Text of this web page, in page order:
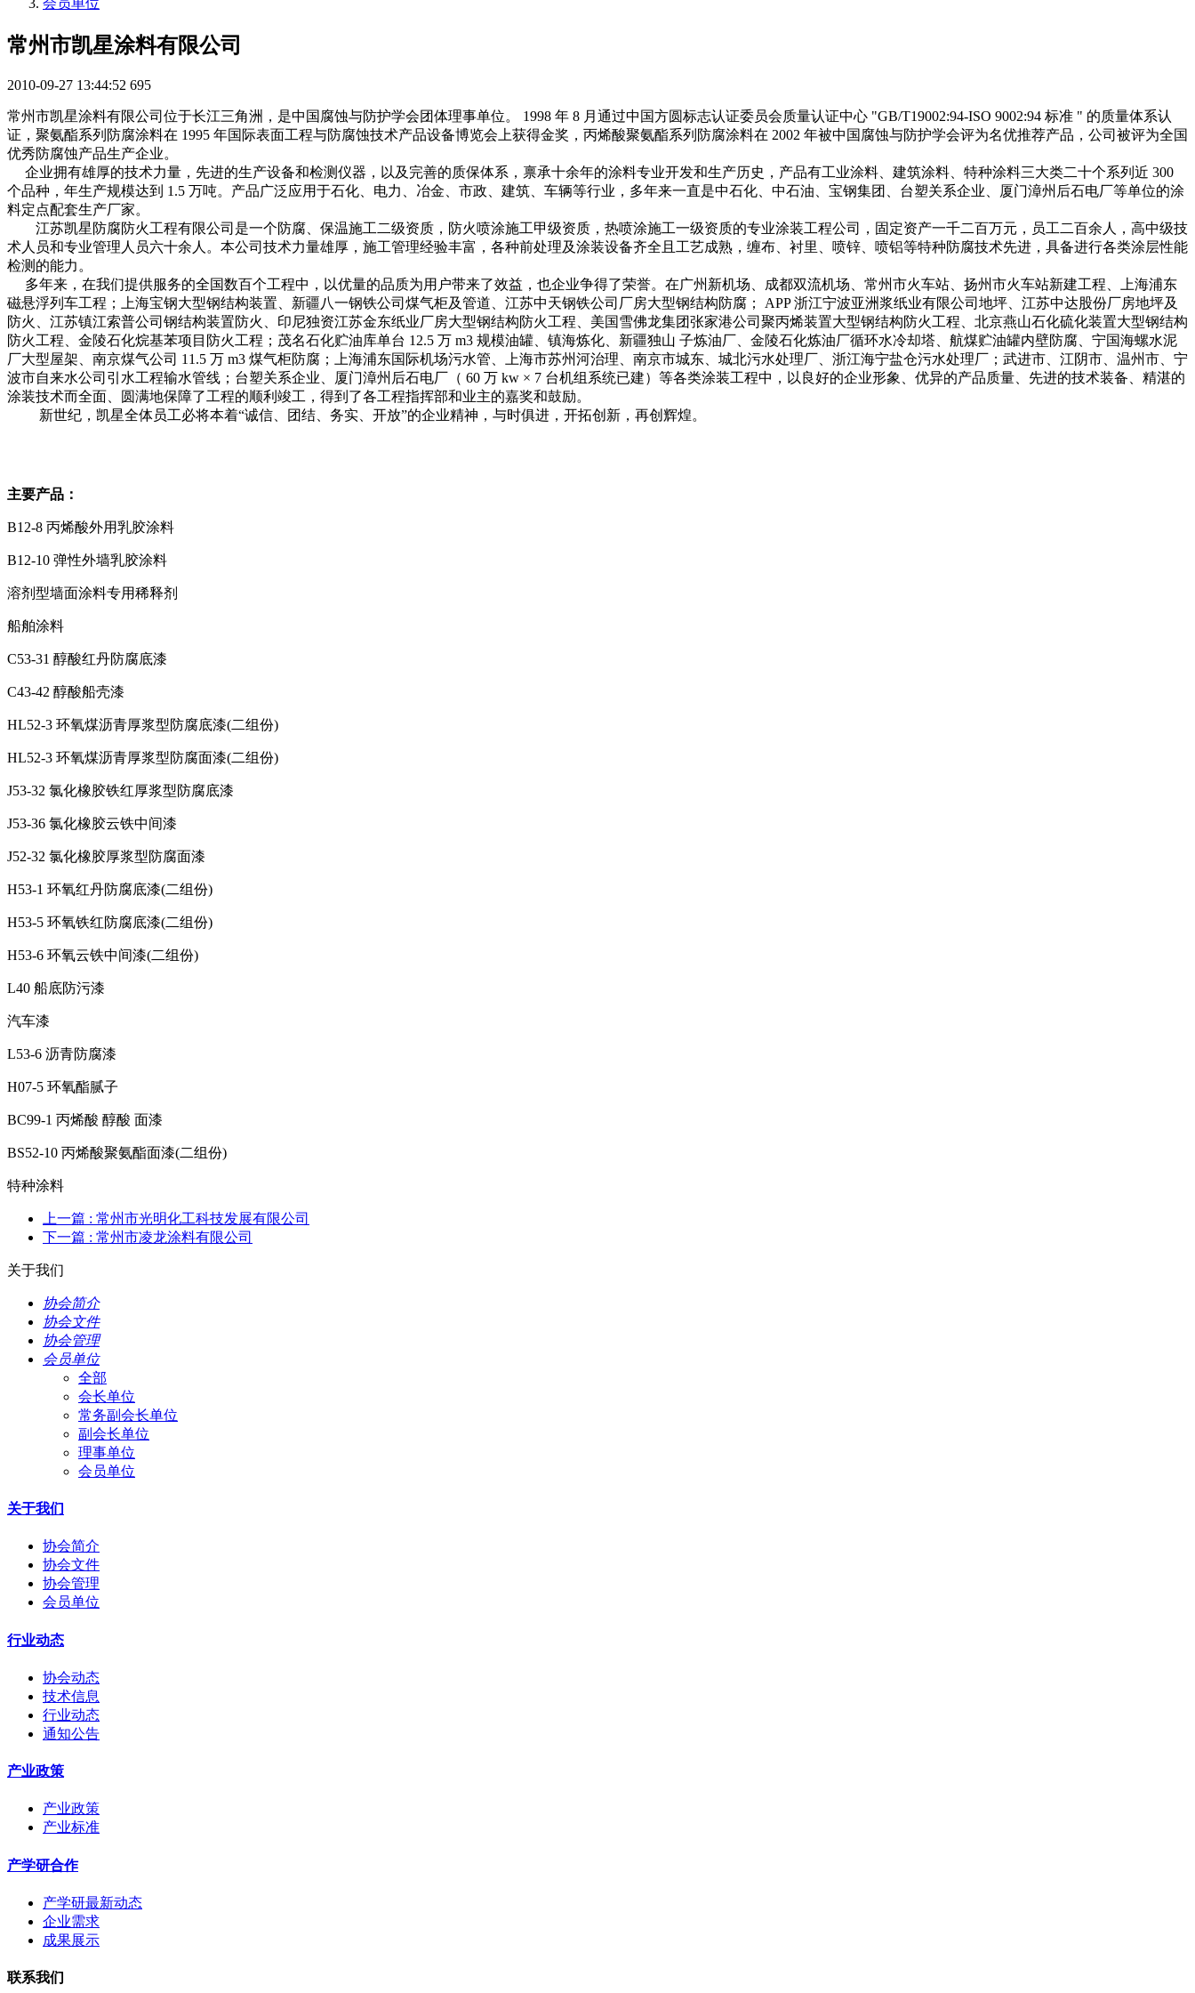
会员单位
常州市凯星涂料有限公司
2010-09-27 13:44:52 695
常州市凯星涂料有限公司位于长江三角洲，是中国腐蚀与防护学会团体理事单位。 1998 年 8 月通过中国方圆标志认证委员会质量认证中心 "GB/T19002:94-ISO 9002:94 标准 " 的质量体系认
证，聚氨酯系列防腐涂料在 1995 年国际表面工程与防腐蚀技术产品设备博览会上获得金奖，丙烯酸聚氨酯系列防腐涂料在 2002 年被中国腐蚀与防护学会评为名优推荐产品，公司被评为全国
优秀防腐蚀产品生产企业。
企业拥有雄厚的技术力量，先进的生产设备和检测仪器，以及完善的质保体系，禀承十余年的涂料专业开发和生产历史，产品有工业涂料、建筑涂料、特种涂料三大类二十个系列近 300
个品种，年生产规模达到 1.5 万吨。产品广泛应用于石化、电力、冶金、市政、建筑、车辆等行业，多年来一直是中石化、中石油、宝钢集团、台塑关系企业、厦门漳州后石电厂等单位的涂
料定点配套生产厂家。
江苏凯星防腐防火工程有限公司是一个防腐、保温施工二级资质，防火喷涂施工甲级资质，热喷涂施工一级资质的专业涂装工程公司，固定资产一千二百万元，员工二百余人，高中级技
术人员和专业管理人员六十余人。本公司技术力量雄厚，施工管理经验丰富，各种前处理及涂装设备齐全且工艺成熟，缠布、衬里、喷锌、喷铝等特种防腐技术先进，具备进行各类涂层性能
检测的能力。
多年来，在我们提供服务的全国数百个工程中，以优量的品质为用户带来了效益，也企业争得了荣誉。在广州新机场、成都双流机场、常州市火车站、扬州市火车站新建工程、上海浦东
磁悬浮列车工程；上海宝钢大型钢结构装置、新疆八一钢铁公司煤气柜及管道、江苏中天钢铁公司厂房大型钢结构防腐； APP 浙江宁波亚洲浆纸业有限公司地坪、江苏中达股份厂房地坪及
防火、江苏镇江索普公司钢结构装置防火、印尼独资江苏金东纸业厂房大型钢结构防火工程、美国雪佛龙集团张家港公司聚丙烯装置大型钢结构防火工程、北京燕山石化硫化装置大型钢结构
防火工程、金陵石化烷基苯项目防火工程；茂名石化贮油库单台 12.5 万 m3 规模油罐、镇海炼化、新疆独山 子炼油厂、金陵石化炼油厂循环水冷却塔、航煤贮油罐内壁防腐、宁国海螺水泥
厂大型屋架、南京煤气公司 11.5 万 m3 煤气柜防腐；上海浦东国际机场污水管、上海市苏州河治理、南京市城东、城北污水处理厂、浙江海宁盐仓污水处理厂；武进市、江阴市、温州市、宁
波市自来水公司引水工程输水管线；台塑关系企业、厦门漳州后石电厂（ 60 万 kw × 7 台机组系统已建）等各类涂装工程中，以良好的企业形象、优异的产品质量、先进的技术装备、精湛的
涂装技术而全面、圆满地保障了工程的顺利竣工，得到了各工程指挥部和业主的嘉奖和鼓励。
新世纪，凯星全体员工必将本着“诚信、团结、务实、开放”的企业精神，与时俱进，开拓创新，再创辉煌。
主要产品：
B12-8 丙烯酸外用乳胶涂料
B12-10 弹性外墙乳胶涂料
溶剂型墙面涂料专用稀释剂
船舶涂料
C53-31 醇酸红丹防腐底漆
C43-42 醇酸船壳漆
HL52-3 环氧煤沥青厚浆型防腐底漆(二组份)
HL52-3 环氧煤沥青厚浆型防腐面漆(二组份)
J53-32 氯化橡胶铁红厚浆型防腐底漆
J53-36 氯化橡胶云铁中间漆
J52-32 氯化橡胶厚浆型防腐面漆
H53-1 环氧红丹防腐底漆(二组份)
H53-5 环氧铁红防腐底漆(二组份)
H53-6 环氧云铁中间漆(二组份)
L40 船底防污漆
汽车漆
L53-6 沥青防腐漆
H07-5 环氧酯腻子
BC99-1 丙烯酸 醇酸 面漆
BS52-10 丙烯酸聚氨酯面漆(二组份)
特种涂料
上一篇 : 常州市光明化工科技发展有限公司
下一篇 : 常州市凌龙涂料有限公司
关于我们
协会简介
协会文件
协会管理
会员单位
全部
会长单位
常务副会长单位
副会长单位
理事单位
会员单位
关于我们
协会简介
协会文件
协会管理
会员单位
行业动态
协会动态
技术信息
行业动态
通知公告
产业政策
产业政策
产业标准
产学研合作
产学研最新动态
企业需求
成果展示
联系我们